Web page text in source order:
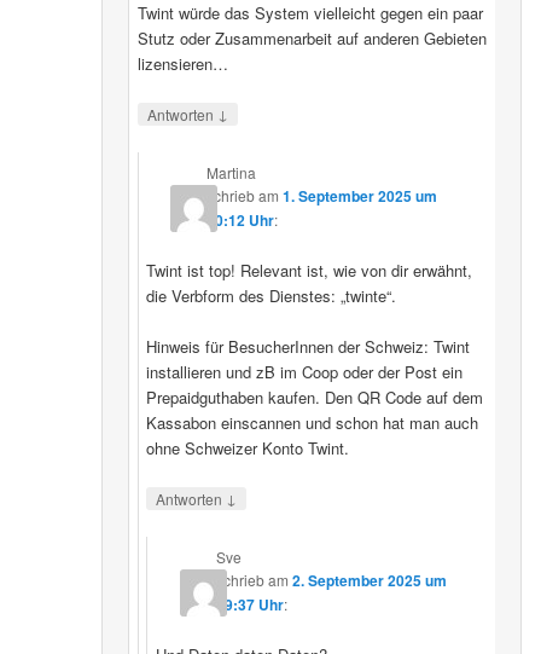
Twint würde das System vielleicht gegen ein paar
Stutz oder Zusammenarbeit auf anderen Gebieten
lizensieren…
Antworten ↓
Martina
schriebam1. September 2025 um
20:12 Uhr:
Twint ist top! Relevant ist, wie von dir erwähnt,
die Verbform des Dienstes: „twinte“.
Hinweis für BesucherInnen der Schweiz: Twint
installieren und zB im Coop oder der Post ein
Prepaidguthaben kaufen. Den QR Code auf dem
Kassabon einscannen und schon hat man auch
ohne Schweizer Konto Twint.
Antworten ↓
Sve
schriebam 2. September 2025 um
19:37 Uhr: